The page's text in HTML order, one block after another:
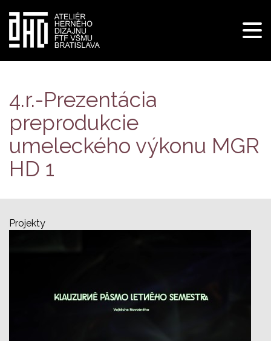
Skočiť
obsah
4.r.-Prezentácia
preprodukcie
umeleckého výkonu MGR
HD 1
Projekty